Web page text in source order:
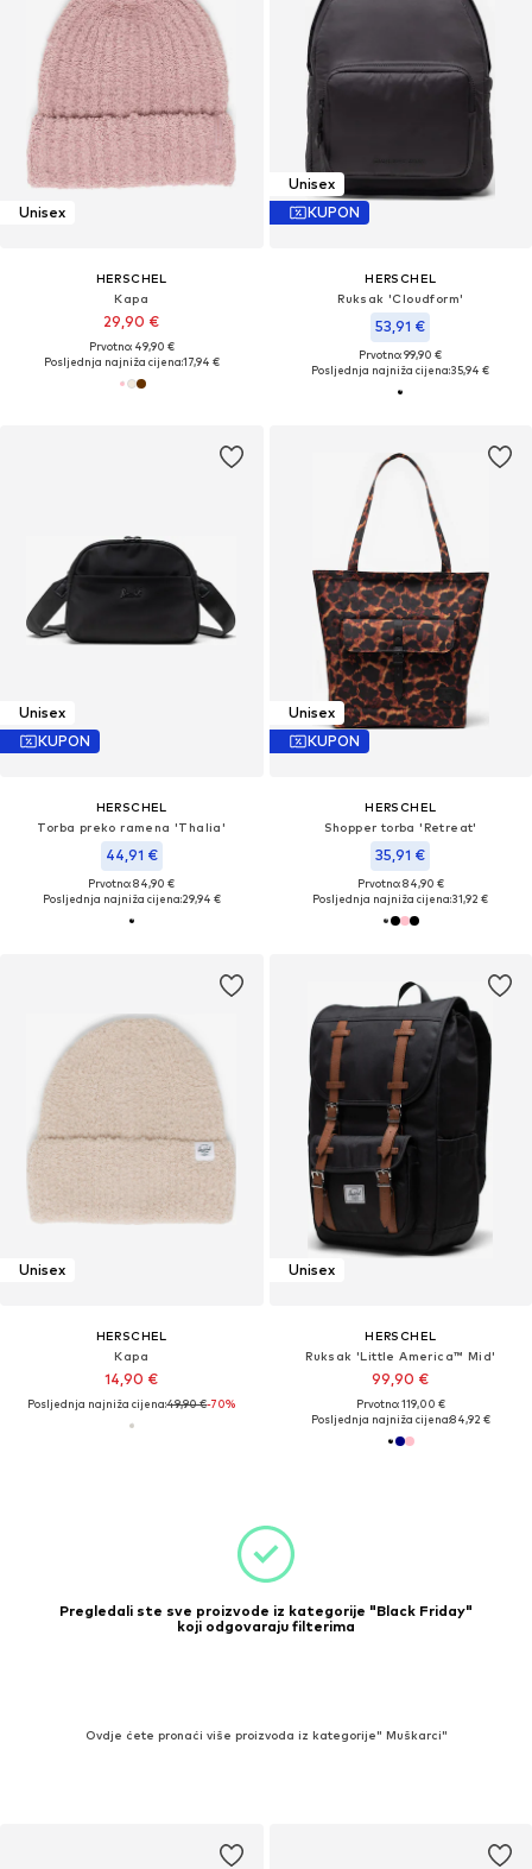
Unisex
HERSCHEL
Kapa
29,90 €
Prvotno: 49,90 €
Posljednja najniža cijena:17,94 €
Unisex
KUPON
HERSCHEL
Ruksak 'Cloudform'
53,91 €
Prvotno: 99,90 €
Posljednja najniža cijena:35,94 €
Unisex
KUPON
HERSCHEL
Torba preko ramena 'Thalia'
44,91 €
Prvotno: 84,90 €
Posljednja najniža cijena:29,94 €
Unisex
KUPON
HERSCHEL
Shopper torba 'Retreat'
35,91 €
Prvotno: 84,90 €
Posljednja najniža cijena:31,92 €
Unisex
HERSCHEL
Kapa
14,90 €
Posljednja najniža cijena:49,90 €-70%
Unisex
HERSCHEL
Ruksak 'Little America™ Mid'
99,90 €
Prvotno: 119,00 €
Posljednja najniža cijena:84,92 €
Pregledali ste sve proizvode iz kategorije "Black Friday"
koji odgovaraju filterima
Ovdje ćete pronaći više proizvoda iz kategorije" Muškarci"